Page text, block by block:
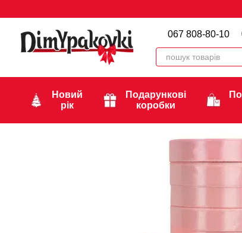
067 808-80-10
Новий
рік
Подарункові
коробки